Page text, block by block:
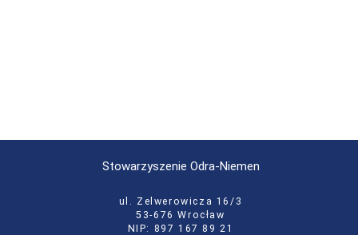
Stowarzyszenie Odra-Niemen
ul. Zelwerowicza 16/3
53-676 Wrocław
NIP: 897 167 89 21